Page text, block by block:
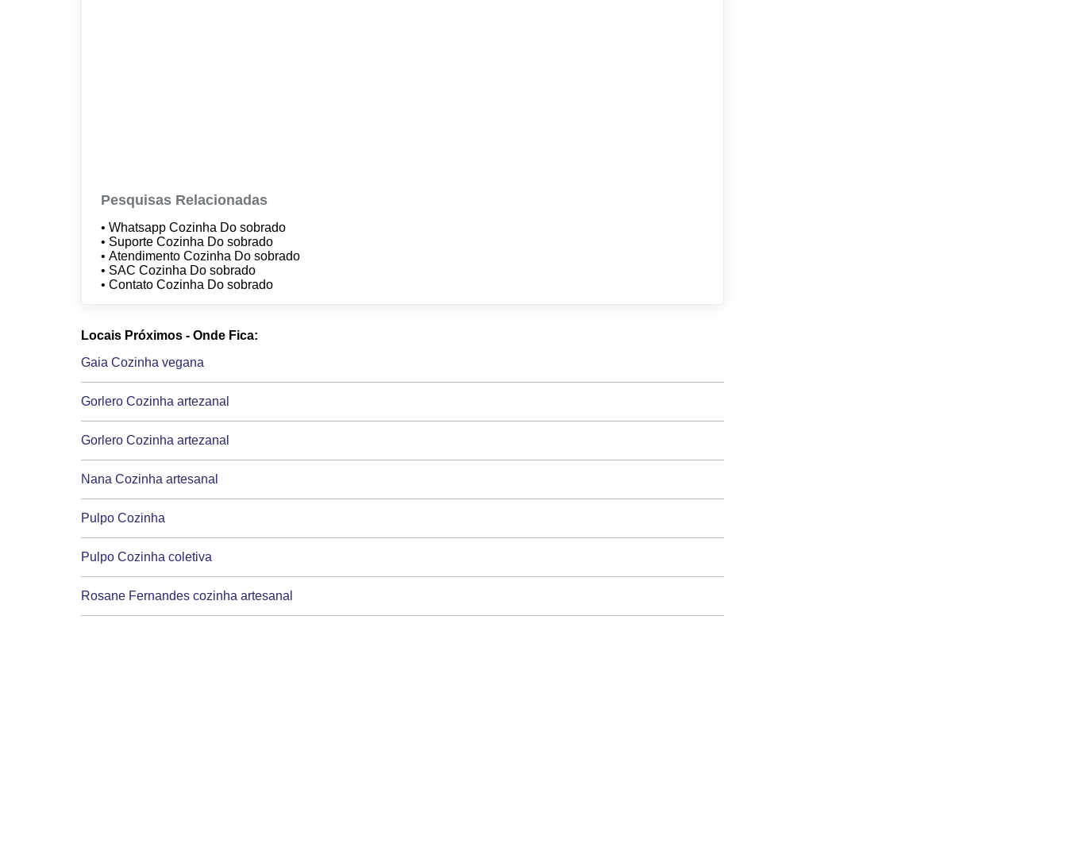
Pesquisas Relacionadas
• Whatsapp Cozinha Do sobrado
• Suporte Cozinha Do sobrado
• Atendimento Cozinha Do sobrado
• SAC Cozinha Do sobrado
• Contato Cozinha Do sobrado
Locais Próximos - Onde Fica:
Gaia Cozinha vegana
Gorlero Cozinha artezanal
Gorlero Cozinha artezanal
Nana Cozinha artesanal
Pulpo Cozinha
Pulpo Cozinha coletiva
Rosane Fernandes cozinha artesanal